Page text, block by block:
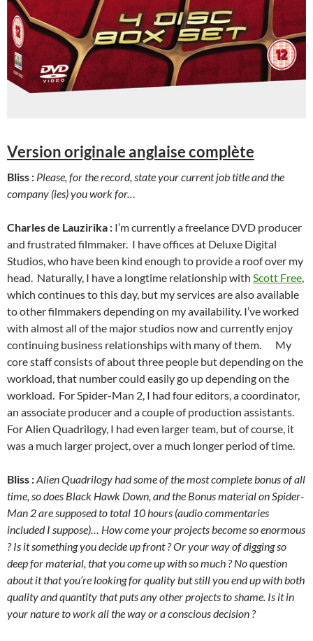
Version originale anglaise complète
Bliss : Please, for the record, state your current job title and the
company (ies) you work for…
Charles de Lauzirika : I’m currently a freelance DVD producer
and frustrated filmmaker. I have offices at Deluxe Digital
Studios, who have been kind enough to provide a roof over my
head. Naturally, I have a longtime relationship with Scott Free,
which continues to this day, but my services are also available
to other filmmakers depending on my availability. I’ve worked
with almost all of the major studios now and currently enjoy
continuing business relationships with many of them. My
core staff consists of about three people but depending on the
workload, that number could easily go up depending on the
workload. For Spider-Man 2, I had four editors, a coordinator,
an associate producer and a couple of production assistants.
For Alien Quadrilogy, I had even larger team, but of course, it
was a much larger project, over a much longer period of time.
Bliss :Alien Quadrilogy had some of the most complete bonus of all
time, so does Black Hawk Down, and the Bonus material on Spider-
Man 2 are supposed to total 10 hours (audio commentaries
included I suppose)… How come your projects become so enormous
? Is it something you decide up front ? Or your way of digging so
deep for material, that you come up with so much ? No question
about it that you’re looking for quality but still you end up with both
quality and quantity that puts any other projects to shame. Is it in
your nature to work all the way or a conscious decision ?